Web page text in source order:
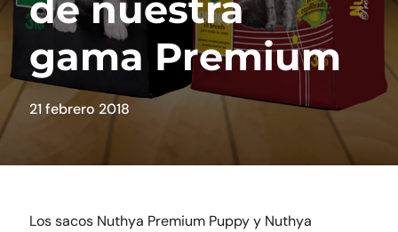
gama Premium
21 febrero 2018
Los sacos Nuthya Premium Puppy y Nuthya